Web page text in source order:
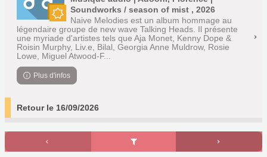
Nouveauté
Soundworks / season of mist , 2026
Naive Melodies est un album hommage au
légendaire groupe de new wave Talking Heads. Il présente
une myriade d'artistes tels que Aja Monet, Kenny Dope &
Roisin Murphy, Liv.e, Bilal, Georgia Anne Muldrow, Rosie
Lowe, Miguel Atwood-F...
Plus d'infos
Retour le 16/09/2026